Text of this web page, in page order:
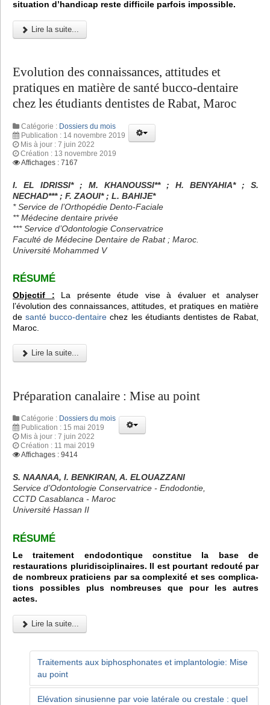
situation d’handicap reste difficile parfois impossible.
Lire la suite...
Evolution des connaissances, attitudes et
pratiques en matière de santé bucco-dentaire
chez les étudiants dentistes de Rabat, Maroc
Catégorie : Dossiers du mois
Publication : 14 novembre 2019
Mis à jour : 7 juin 2022
Création : 13 novembre 2019
Affichages : 7167
I. EL IDRISSI* ; M. KHANOUSSI** ; H. BENYAHIA* ; S.
NECHAD*** ; F. ZAOUI* ; L. BAHIJE*
* Service de l’Orthopédie Dento-Faciale
** Médecine dentaire privée
*** Service d’Odontologie Conservatrice
Faculté de Médecine Dentaire de Rabat ; Maroc.
Université Mohammed V
RÉSUMÉ
Objectif : La présente étude vise à évaluer et analyser
l’évolution des connaissances, attitudes, et pratiques en matière
desanté bucco-dentaire chez les étudiants dentistes de Rabat,
Maroc.
Lire la suite...
Préparation canalaire : Mise au point
Catégorie : Dossiers du mois
Publication : 15 mai 2019
Mis à jour : 7 juin 2022
Création : 11 mai 2019
Affichages : 9414
S. NAANAA, I. BENKIRAN, A. ELOUAZZANI
Service d’Odontologie Conservatrice - Endodontie,
CCTD Casablanca - Maroc
Université Hassan II
RÉSUMÉ
Le traitement endodontique constitue la base de
restaurations pluridisciplinaires. Il est pourtant redouté par
de nombreux praticiens par sa complexité et ses complica-
tions possibles plus nombreuses que pour les autres
actes.
Lire la suite...
Traitements aux biphosphonates et implantologie: Mise
au point
Elévation sinusienne par voie latérale ou crestale : quel